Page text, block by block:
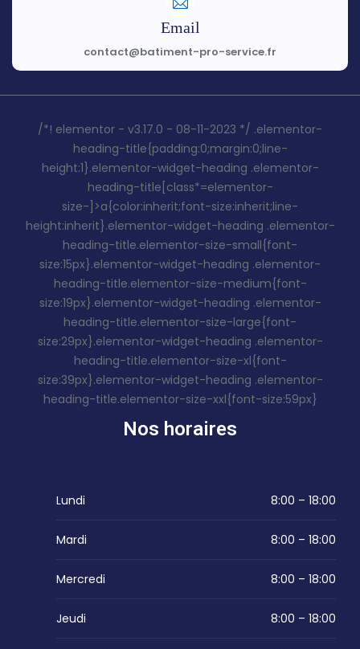
Email
contact@batiment-pro-service.fr
/*! elementor - v3.17.0 - 08-11-2023 */ .elementor-
heading-title{padding:0;margin:0;line-
height:1}.elementor-widget-heading .elementor-
heading-title[class*=elementor-
size-]>a{color:inherit;font-size:inherit;line-
height:inherit}.elementor-widget-heading .elementor-
heading-title.elementor-size-small{font-
size:15px}.elementor-widget-heading .elementor-
heading-title.elementor-size-medium{font-
size:19px}.elementor-widget-heading .elementor-
heading-title.elementor-size-large{font-
size:29px}.elementor-widget-heading .elementor-
heading-title.elementor-size-xl{font-
size:39px}.elementor-widget-heading .elementor-
heading-title.elementor-size-xxl{font-size:59px}
Nos horaires
Lundi 8:00 – 18:00
Mardi 8:00 – 18:00
Mercredi 8:00 – 18:00
Jeudi 8:00 – 18:00